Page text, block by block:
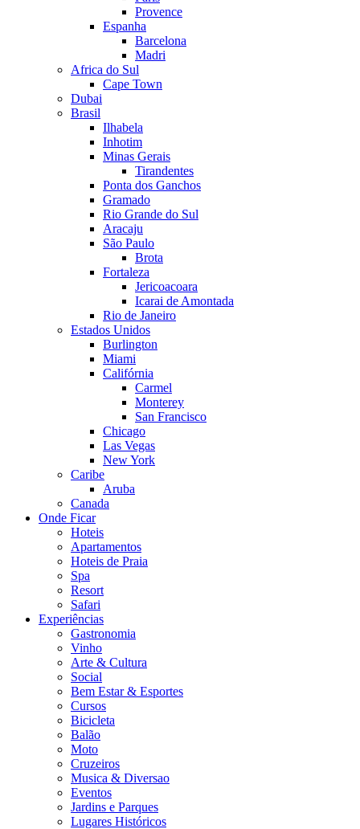
Provence
Espanha
Barcelona
Madri
Africa do Sul
Cape Town
Dubai
Brasil
Ilhabela
Inhotim
Minas Gerais
Tirandentes
Ponta dos Ganchos
Gramado
Rio Grande do Sul
Aracaju
São Paulo
Brota
Fortaleza
Jericoacoara
Icarai de Amontada
Rio de Janeiro
Estados Unidos
Burlington
Miami
Califórnia
Carmel
Monterey
San Francisco
Chicago
Las Vegas
New York
Caribe
Aruba
Canada
Onde Ficar
Hoteis
Apartamentos
Hoteis de Praia
Spa
Resort
Safari
Experiências
Gastronomia
Vinho
Arte & Cultura
Social
Bem Estar & Esportes
Cursos
Bicicleta
Balão
Moto
Cruzeiros
Musica & Diversao
Eventos
Jardins e Parques
Lugares Históricos